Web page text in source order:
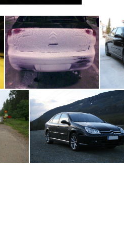
SnowyArse.jpg